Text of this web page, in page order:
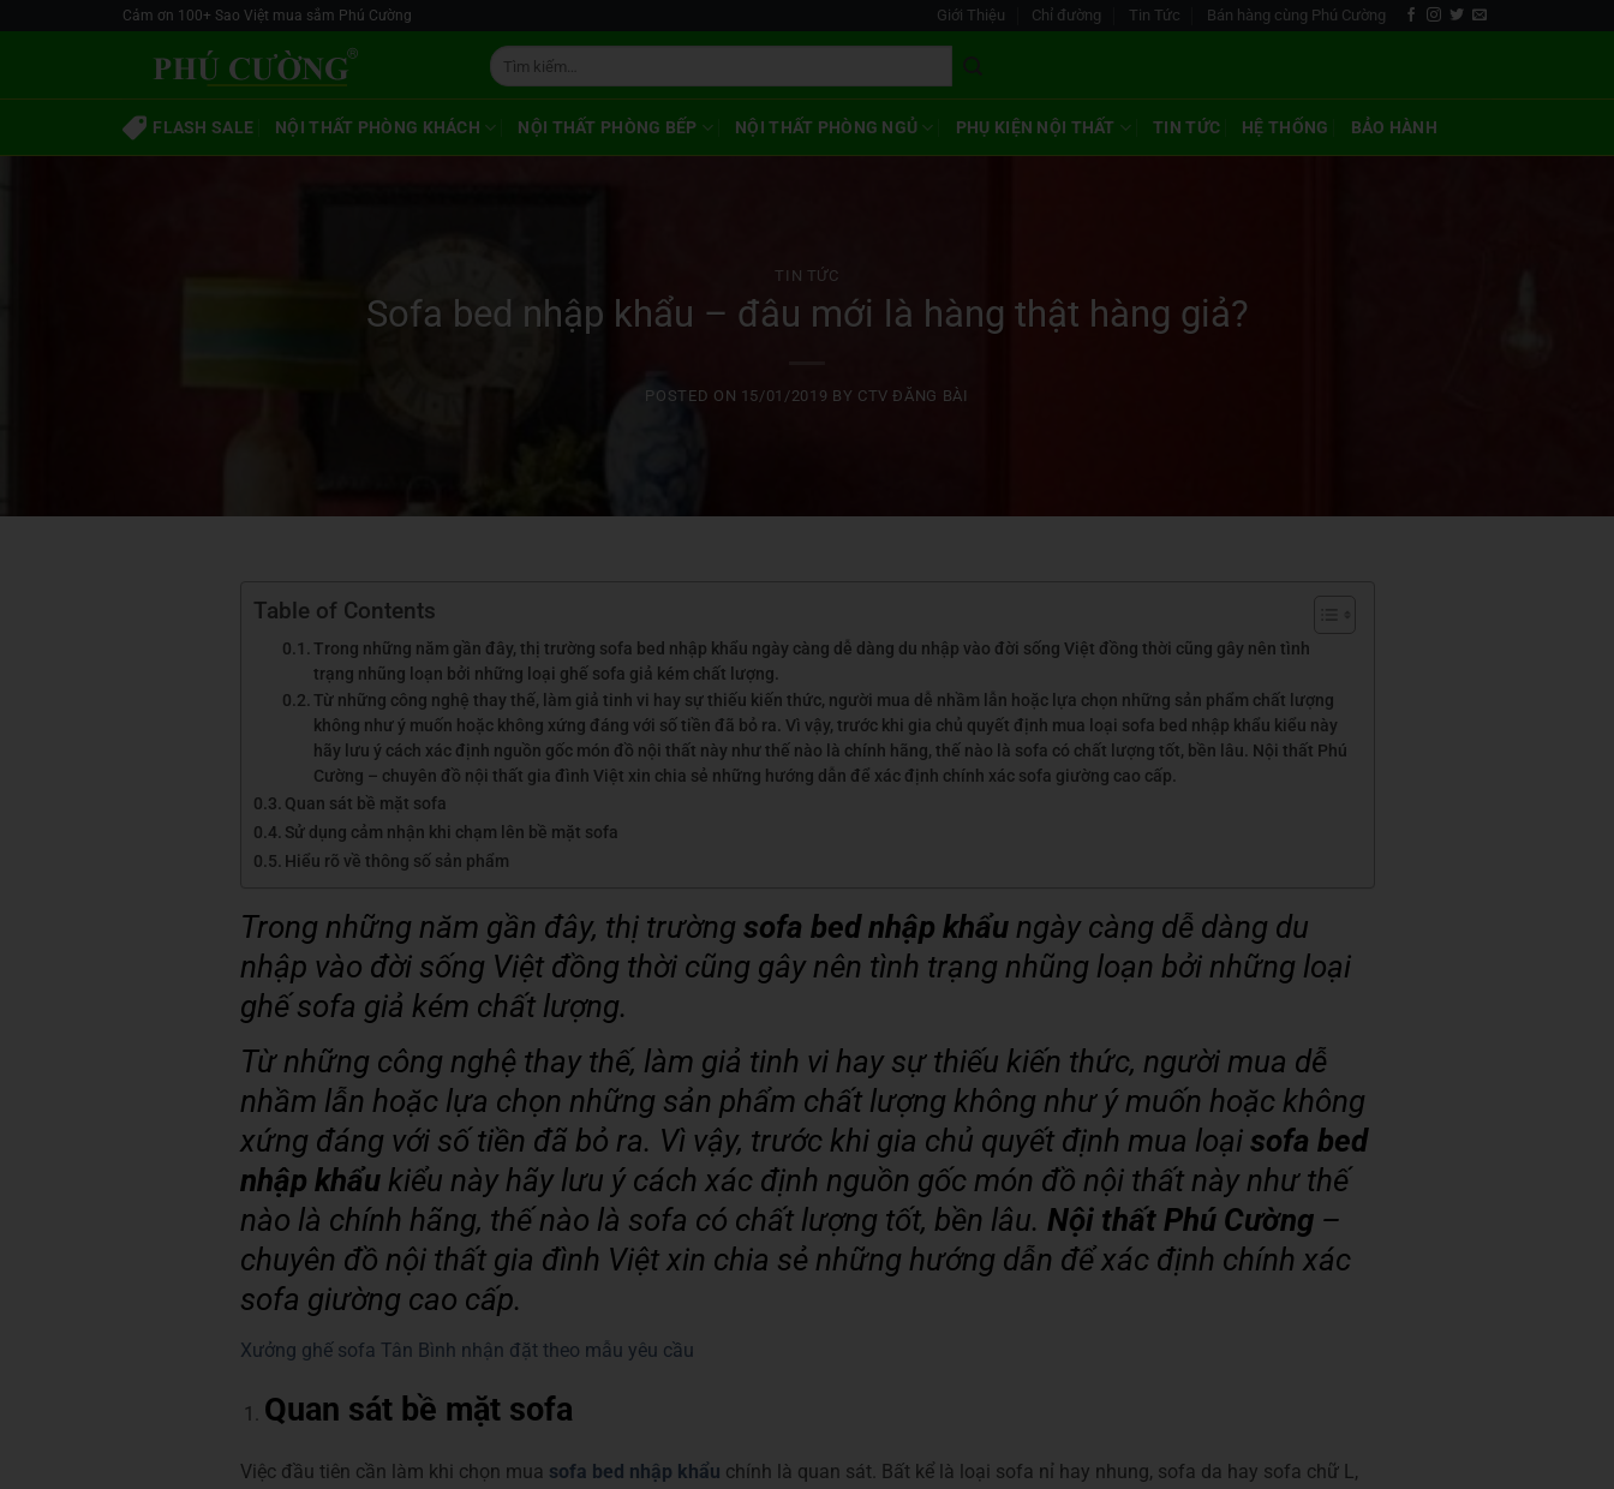
Cảm ơn 100+ Sao Việt mua sắm Phú Cường Giới Thiệu Chỉ đường Tin Tức Bán hàng cùng Phú Cường
Tìm
kiếm:
FLASH SALE NỘI THẤT PHÒNG KHÁCH NỘI THẤT PHÒNG BẾP NỘI THẤT PHÒNG NGỦ PHỤ KIỆN NỘI THẤT TIN TỨC HỆ THỐNG BẢO HÀNH
TIN TỨC
Sofa bed nhập khẩu – đâu mới là hàng thật hàng giả?
POSTED ON 15/01/2019 BY CTV ĐĂNG BÀI
Table of Contents
Trong những năm gần đây, thị trường sofa bed nhập khẩu ngày càng dễ dàng du nhập vào đời sống Việt đồng thời cũng gây nên tình
trạng nhũng loạn bởi những loại ghế sofa giả kém chất lượng.
Từ những công nghệ thay thế, làm giả tinh vi hay sự thiếu kiến thức, người mua dễ nhầm lẫn hoặc lựa chọn những sản phẩm chất lượng
không như ý muốn hoặc không xứng đáng với số tiền đã bỏ ra. Vì vậy, trước khi gia chủ quyết định mua loại sofa bed nhập khẩu kiểu này
hãy lưu ý cách xác định nguồn gốc món đồ nội thất này như thế nào là chính hãng, thế nào là sofa có chất lượng tốt, bền lâu. Nội thất Phú
Cường – chuyên đồ nội thất gia đình Việt xin chia sẻ những hướng dẫn để xác định chính xác sofa giường cao cấp.
Quan sát bề mặt sofa
Sử dụng cảm nhận khi chạm lên bề mặt sofa
Hiểu rõ về thông số sản phẩm
Trong những năm gần đây, thị trường sofa bed nhập khẩungày càng dễ dàng du
nhập vào đời sống Việt đồng thời cũng gây nên tình trạng nhũng loạn bởi những loại
ghế sofa giả kém chất lượng.
Từ những công nghệ thay thế, làm giả tinh vi hay sự thiếu kiến thức, người mua dễ
nhầm lẫn hoặc lựa chọn những sản phẩm chất lượng không như ý muốn hoặc không
xứng đáng với số tiền đã bỏ ra. Vì vậy, trước khi gia chủ quyết định mua loại sofa bed
nhập khẩukiểu này hãy lưu ý cách xác định nguồn gốc món đồ nội thất này như thế
nào là chính hãng, thế nào là sofa có chất lượng tốt, bền lâu. Nội thất Phú Cường–
chuyên đồ nội thất gia đình Việt xin chia sẻ những hướng dẫn để xác định chính xác
sofa giường cao cấp.
Xưởng ghế sofa Tân Bình nhận đặt theo mẫu yêu cầu
Quan sát bề mặt sofa
Việc đầu tiên cần làm khi chọn mua sofa bed nhập khẩu chính là quan sát. Bất kể là loại sofa nỉ hay nhung, sofa da hay sofa chữ L,